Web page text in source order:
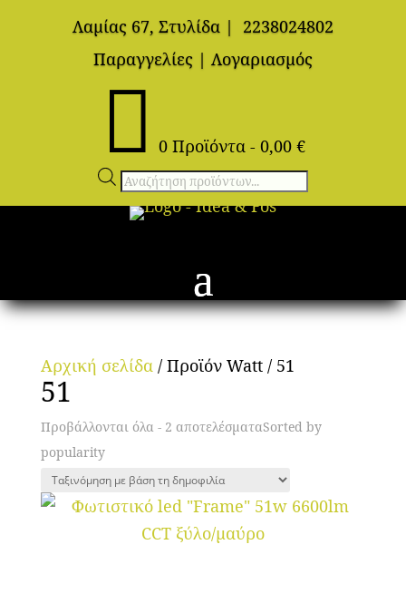
Λαμίας 67, Στυλίδα |
2238024802
Παραγγελίες | Λογαριασμός
 0 Προϊόντα - 0,00 €
Αναζήτηση
προϊόντων
Αρχική σελίδα/ Προϊόν Watt / 51
51
Προβάλλονται όλα - 2 αποτελέσματαSorted by
popularity